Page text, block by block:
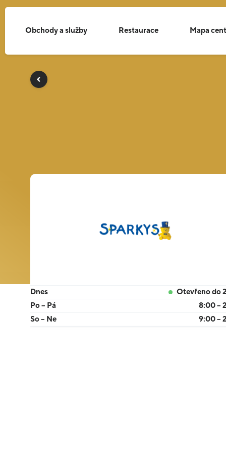
Obchody a služby Restaurace Mapa
Dnes
Otevřeno do
Po – Pá
8:00 –
So – Ne
9:00 –